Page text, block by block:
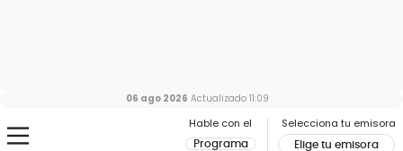
Hable con el
Programa
Selecciona tu emisora
Elige tu emisora
06 ago 2026 Actualizado 11:09